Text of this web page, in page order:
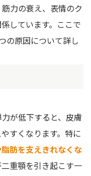
力の衰え、表情のク
しています。ここで
の原因について詳し
が低下すると、皮膚
すくなります。特に
肪を支えきれなくな
重顎を引き起こす一